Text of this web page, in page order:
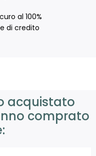
al 100%
di credito
acquistato
comprato